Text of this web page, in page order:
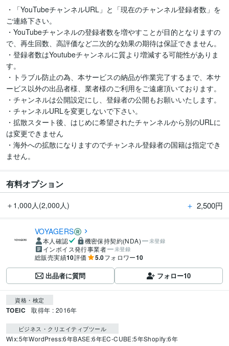
・「YouTubeチャンネルURL」と「現在のチャンネル登録者数」を
ご連絡下さい。
・YouTubeチャンネルの登録者数を増やすことが目的となりますの
で、再生回数、高評価など二次的な効果の期待は保証できません。
・登録者数はYoutubeチャンネルに質より増減する可能性がありま
す。
・トラブル防止の為、本サービスの納品が作業完了するまで、本サ
ービス以外の出品者様、業者様のご利用をご遠慮頂いております。
・チャンネルは公開設定にし、登録者の公開もお願いいたします。
・チャンネルURLを変更しないで下さい。
・拡散スタート後、はじめに希望されたチャンネルから別のURLに
は変更できません
・海外への拡散になりますのでチャンネル登録者の国籍は指定でき
ません。
有料オプション
＋1,000人(2,000人) ＋ 2,500円
VOYAGERS
本人確認 機密保持契約(NDA) 未登録
インボイス発行事業者 未登録
総販売実績10評価 5.0フォロワー10
出品者に質問 フォロー10
資格・検定
TOEIC 取得年 : 2016年
ビジネス・クリエイティブツール
Wix:5年WordPress:6年BASE:6年EC-CUBE:5年Shopify:6年